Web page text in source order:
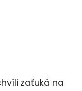
zaťuká na